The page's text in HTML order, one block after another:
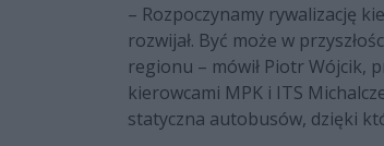
– Rozpoczynamy rywalizację
rozwijał. Być może w
regionu – mówił Piotr Wójcik,
kierowcami MPK i ITS
statyczna autobusów, dzięki